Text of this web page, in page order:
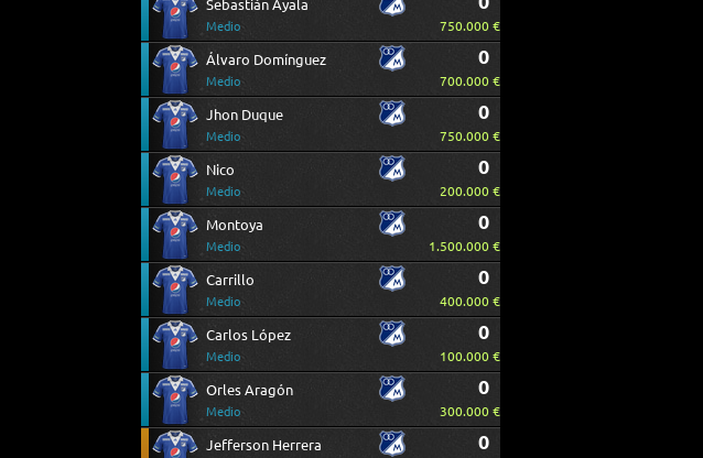
Sebastián Ayala
Medio 750.000 €
Álvaro Domínguez
Medio
0
700.000 €
Jhon Duque
Medio
0
750.000 €
Nico
Medio
0
200.000 €
Montoya
Medio
0
1.500.000 €
Carrillo
Medio
0
400.000 €
Carlos López
Medio
0
100.000 €
Orles Aragón
Medio
0
300.000 €
Jefferson Herrera 0